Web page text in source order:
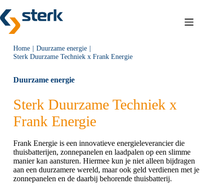
naar
de
inhoud
Home
Duurzame energie
Sterk Duurzame Techniek x Frank Energie
Duurzame energie
Sterk Duurzame Techniek x
Frank Energie
Frank Energie is een innovatieve energieleverancier die
thuisbatterijen, zonnepanelen en laadpalen op een slimme
manier kan aansturen. Hiermee kun je niet alleen bijdragen
aan een duurzamere wereld, maar ook geld verdienen met je
zonnepanelen en de daarbij behorende thuisbatterij.